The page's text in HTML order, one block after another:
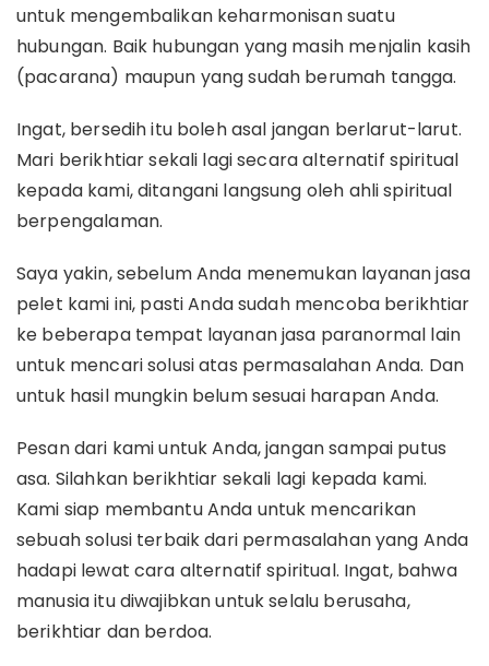
untuk mengembalikan keharmonisan suatu
hubungan. Baik hubungan yang masih menjalin kasih
(pacarana) maupun yang sudah berumah tangga.
Ingat, bersedih itu boleh asal jangan berlarut-larut.
Mari berikhtiar sekali lagi secara alternatif spiritual
kepada kami, ditangani langsung oleh ahli spiritual
berpengalaman.
Saya yakin, sebelum Anda menemukan layanan jasa
pelet kami ini, pasti Anda sudah mencoba berikhtiar
ke beberapa tempat layanan jasa paranormal lain
untuk mencari solusi atas permasalahan Anda. Dan
untuk hasil mungkin belum sesuai harapan Anda.
Pesan dari kami untuk Anda, jangan sampai putus
asa. Silahkan berikhtiar sekali lagi kepada kami.
Kami siap membantu Anda untuk mencarikan
sebuah solusi terbaik dari permasalahan yang Anda
hadapi lewat cara alternatif spiritual. Ingat, bahwa
manusia itu diwajibkan untuk selalu berusaha,
berikhtiar dan berdoa.